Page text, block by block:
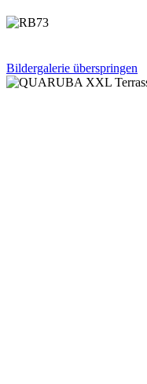
Bildergalerie überspringen